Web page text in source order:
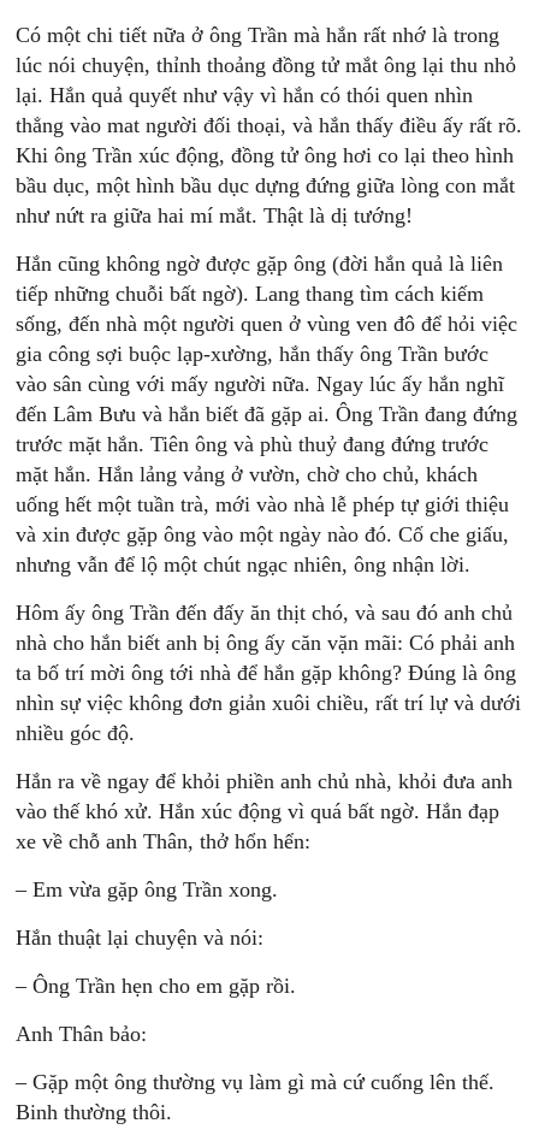
Có một chi tiết nữa ở ông Trần mà hắn rất nhớ là trong
lúc nói chuyện, thỉnh thoảng đồng tử mắt ông lại thu nhỏ
lại. Hắn quả quyết như vậy vì hắn có thói quen nhìn
thẳng vào mat người đối thoại, và hắn thấy điều ấy rất rõ.
Khi ông Trần xúc động, đồng tử ông hơi co lại theo hình
bầu dục, một hình bầu dục dựng đứng giữa lòng con mắt
như nứt ra giữa hai mí mắt. Thật là dị tướng!
Hắn cũng không ngờ được gặp ông (đời hắn quả là liên
tiếp những chuỗi bất ngờ). Lang thang tìm cách kiếm
sống, đến nhà một người quen ở vùng ven đô để hỏi việc
gia công sợi buộc lạp-xường, hắn thấy ông Trần bước
vào sân cùng với mấy người nữa. Ngay lúc ấy hắn nghĩ
đến Lâm Bưu và hắn biết đã gặp ai. Ông Trần đang đứng
trước mặt hắn. Tiên ông và phù thuỷ đang đứng trước
mặt hắn. Hắn lảng vảng ở vườn, chờ cho chủ, khách
uống hết một tuần trà, mới vào nhà lễ phép tự giới thiệu
và xin được gặp ông vào một ngày nào đó. Cố che giấu,
nhưng vẫn để lộ một chút ngạc nhiên, ông nhận lời.
Hôm ấy ông Trần đến đấy ăn thịt chó, và sau đó anh chủ
nhà cho hắn biết anh bị ông ấy căn vặn mãi: Có phải anh
ta bố trí mời ông tới nhà để hắn gặp không? Đúng là ông
nhìn sự việc không đơn giản xuôi chiều, rất trí lự và dưới
nhiều góc độ.
Hắn ra về ngay để khỏi phiền anh chủ nhà, khỏi đưa anh
vào thế khó xử. Hắn xúc động vì quá bất ngờ. Hắn đạp
xe về chỗ anh Thân, thở hổn hển:
– Em vừa gặp ông Trần xong.
Hắn thuật lại chuyện và nói:
– Ông Trần hẹn cho em gặp rồi.
Anh Thân bảo:
– Gặp một ông thường vụ làm gì mà cứ cuống lên thế.
Binh thường thôi.